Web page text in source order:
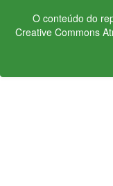
O conteúdo do
Creative Commons